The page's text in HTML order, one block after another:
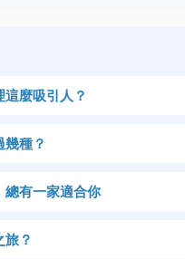
麼吸引人？
種？
總有一家適合你
？